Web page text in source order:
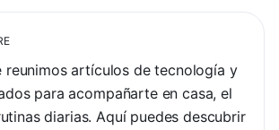
reunimos artículos de tecnología y
para acompañarte en casa, el
diarias. Aquí puedes descubrir